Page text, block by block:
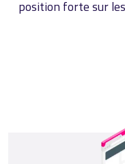
position forte sur